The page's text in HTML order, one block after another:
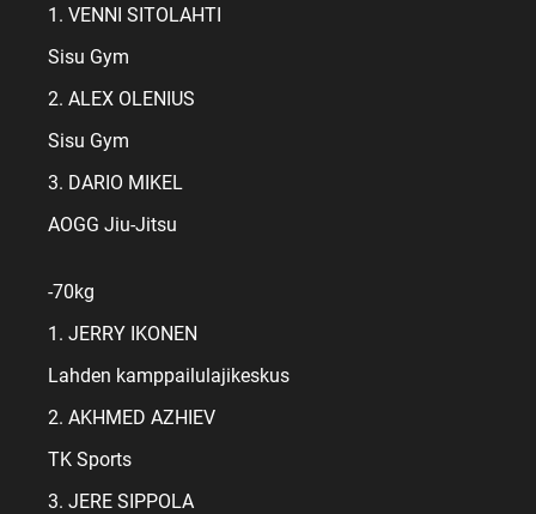
1. VENNI SITOLAHTI
Sisu Gym
2. ALEX OLENIUS
Sisu Gym
3. DARIO MIKEL
AOGG Jiu-Jitsu
-70kg
1. JERRY IKONEN
Lahden kamppailulajikeskus
2. AKHMED AZHIEV
TK Sports
3. JERE SIPPOLA